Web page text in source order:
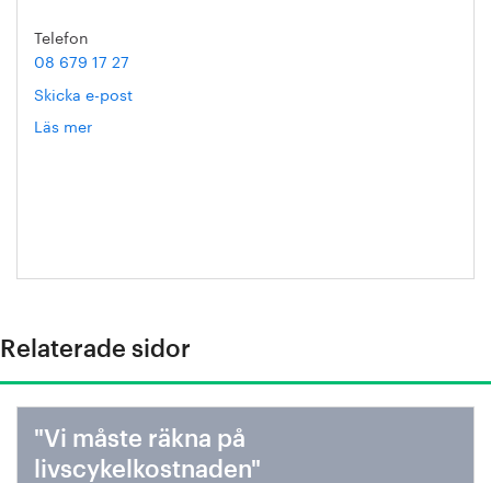
Telefon
08 679 17 27
Skicka e-post
Läs mer
Relaterade sidor
"Vi måste räkna på
livscykelkostnaden"